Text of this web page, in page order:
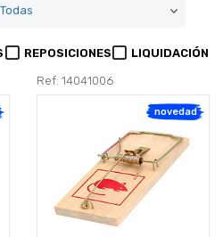
REPOSICIONES LIQUIDACIÓN
Ref: 14041006
novedad